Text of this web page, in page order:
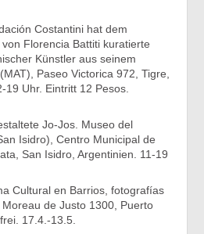
Costantini hat dem
Florencia Battiti kuratierte
Künstler aus seinem
Paseo Victorica 972, Tigre,
Uhr. Eintritt 12 Pesos.
Jo-Jos. Museo del
Isidro), Centro Municipal de
San Isidro, Argentinien. 11-19
Cultural en Barrios, fotografías
de Justo 1300, Puerto
17.4.-13.5.